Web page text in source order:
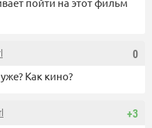
0
Как кино?
+3